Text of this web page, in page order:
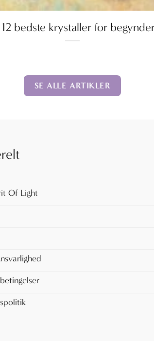
bedste krystaller for
SE ALLE ARTIKLER
Of Light